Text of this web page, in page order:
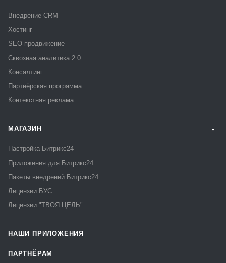
Внедрение CRM
Хостинг
SEO-продвижение
Сквозная аналитика 2.0
Консалтинг
Партнёрская программа
Контекстная реклама
МАГАЗИН
Настройка Битрикс24
Приложения для Битрикс24
Пакеты внедрений Битрикс24
Лицензии БУС
Лицензии "ТВОЯ ЦЕЛЬ"
НАШИ ПРИЛОЖЕНИЯ
ПАРТНЁРАМ